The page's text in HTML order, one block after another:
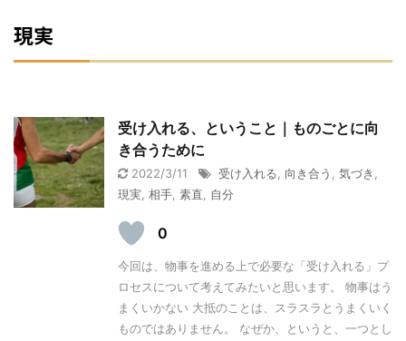
現実
受け入れる、ということ｜ものごとに向
き合うために
2022/3/11 受け入れる 向き合う 気づき
現実 相手 素直 自分
0
今回は、物事を進める上で必要な「受け入れる」プ
ロセスについて考えてみたいと思います。 物事はう
まくいかない 大抵のことは、スラスラとうまくいく
ものではありません。 なぜか、というと、一つとし